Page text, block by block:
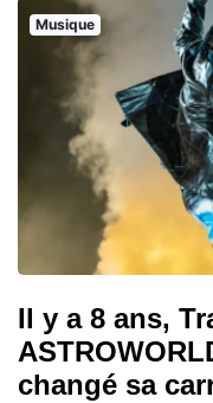
Musique
Il y a 8 ans,
changé sa